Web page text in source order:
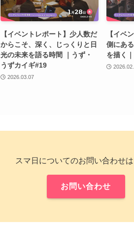
【イベントレポート】少人数だ
からこそ、深く、じっくりと日
光の未来を語る時間 ｜うず・
うずカイギ#19
2026.03.07
【イベ
側にあ
を描く
スマ日についてのお問い合わせ
お問い合わせ